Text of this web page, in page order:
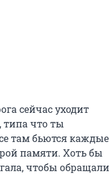
сейчас уходит
типа что ты
там бьются каждые
памяти. Хоть бы
чтобы обращали